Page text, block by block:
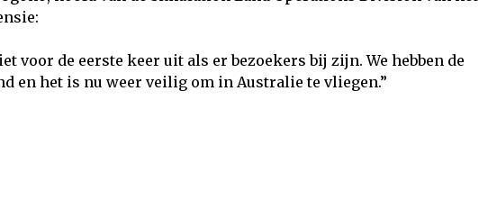
voor de eerste keer uit als er bezoekers bij zijn. We hebben de
en het is nu weer veilig om in Australie te vliegen.”